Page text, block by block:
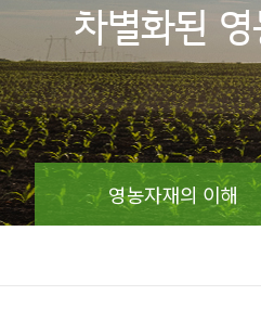
차별화된
영농자재의 이해